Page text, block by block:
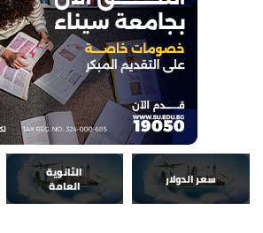
سعر الدولار
الثانوية
العامة